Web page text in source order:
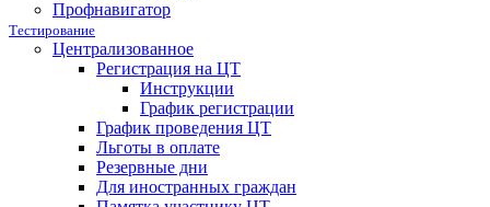
Профнавигатор
Тестирование
Централизованное
Регистрация на ЦТ
Инструкции
График регистрации
График проведения ЦТ
Льготы в оплате
Резервные дни
Для иностранных граждан